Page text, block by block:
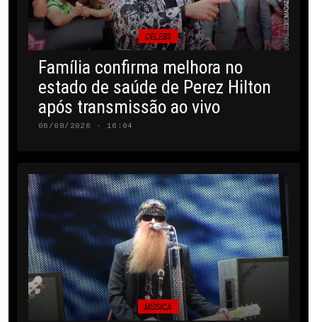
CELEBS
Família confirma melhora no
estado de saúde de Perez Hilton
após transmissão ao vivo
06/08/2026 · 16:04
MÚSICA